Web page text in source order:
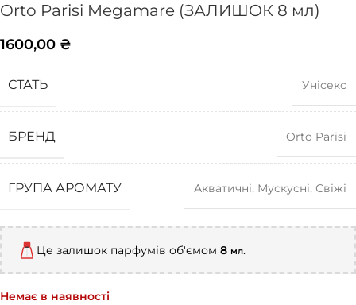
Orto Parisi Megamare (ЗАЛИШОК 8 мл)
1600,00 ₴
СТАТЬ Унісекс
БРЕНД Orto Parisi
ГРУПА АРОМАТУ Акватичні, Мускусні, Свіжі
Це залишок парфумів об'ємом 8 мл.
Немає в наявності